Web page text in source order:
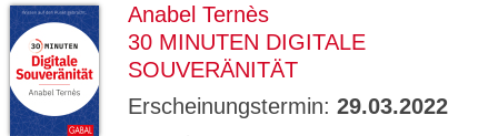
Anabel Ternès
30 MINUTEN DIGITALE
SOUVERÄNITÄT
Erscheinungstermin: 29.03.2022